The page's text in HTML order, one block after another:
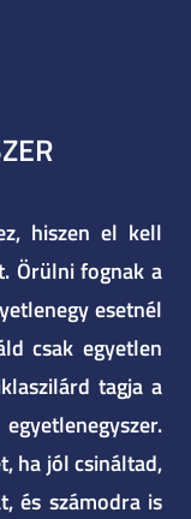
hiszen el kell
Örülni fognak a
esetnél
csak egyetlen
tagja a
ha jól csináltad,
és számodra is